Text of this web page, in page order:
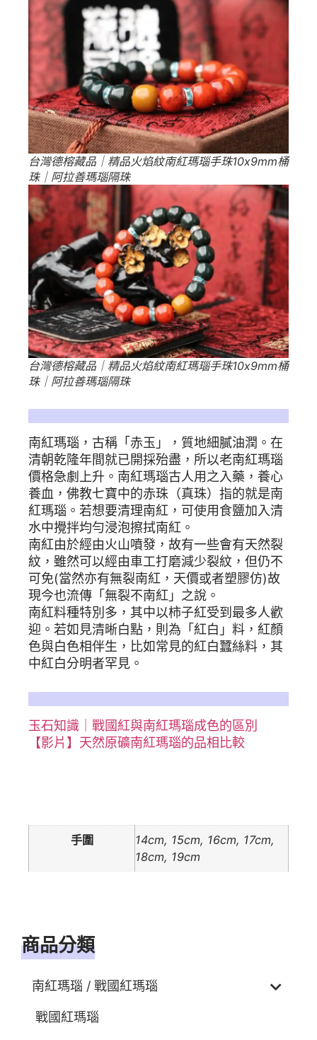
商品分類
南紅瑪瑙 / 戰國紅瑪瑙
戰國紅瑪瑙
台灣德榕藏品｜精品火焰紋南紅瑪瑙手珠10x9mm桶
珠｜阿拉善瑪瑙隔珠
台灣德榕藏品｜精品火焰紋南紅瑪瑙手珠10x9mm桶
珠｜阿拉善瑪瑙隔珠
南紅瑪瑙，古稱「赤玉」，質地細膩油潤。在
清朝乾隆年間就已開採殆盡，所以老南紅瑪瑙
價格急劇上升。南紅瑪瑙古人用之入藥，養心
養血，佛教七寶中的赤珠（真珠）指的就是南
紅瑪瑙。若想要清理南紅，可使用食鹽加入清
水中攪拌均勻浸泡擦拭南紅。
南紅由於經由火山噴發，故有一些會有天然裂
紋，雖然可以經由車工打磨減少裂紋，但仍不
可免(當然亦有無裂南紅，天價或者塑膠仿)故
現今也流傳「無裂不南紅」之說。
南紅料種特別多，其中以柿子紅受到最多人歡
迎。若如見清晰白點，則為「紅白」料，紅顏
色與白色相伴生，比如常見的紅白蠶絲料，其
中紅白分明者罕見。
玉石知識｜戰國紅與南紅瑪瑙成色的區別
【影片】天然原礦南紅瑪瑙的品相比較
手圍
14cm, 15cm, 16cm, 17cm,
18cm, 19cm